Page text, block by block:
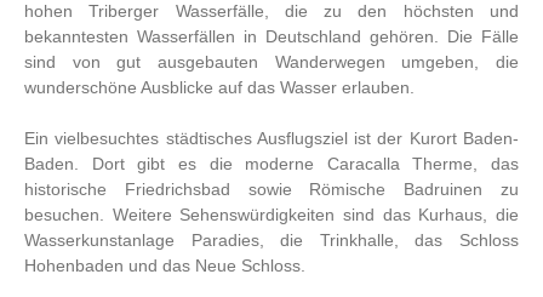
hohen Triberger Wasserfälle, die zu den höchsten und
bekanntesten Wasserfällen in Deutschland gehören. Die Fälle
sind von gut ausgebauten Wanderwegen umgeben, die
wunderschöne Ausblicke auf das Wasser erlauben.
Ein vielbesuchtes städtisches Ausflugsziel ist der Kurort Baden-
Baden. Dort gibt es die moderne Caracalla Therme, das
historische Friedrichsbad sowie Römische Badruinen zu
besuchen. Weitere Sehenswürdigkeiten sind das Kurhaus, die
Wasserkunstanlage Paradies, die Trinkhalle, das Schloss
Hohenbaden und das Neue Schloss.